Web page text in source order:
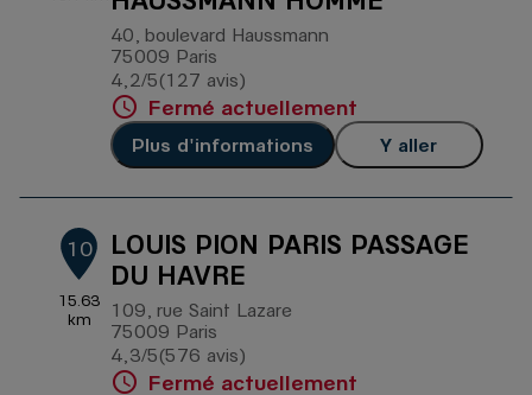
40, boulevard Haussmann
75009 Paris
4,2/5 Note de 4.2 sur 5
(127 avis)
Fermé actuellement
Plus d'informations Y aller
10
15.63
km
LOUIS PION PARIS PASSAGE
DU HAVRE
109, rue Saint Lazare
75009 Paris
4,3/5 Note de 4.3 sur 5
(576 avis)
Fermé actuellement